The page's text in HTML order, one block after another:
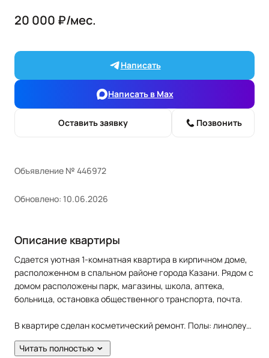
20 000 ₽/мес.
Написать
Написать в Max
Оставить заявку Позвонить
Объявление № 446972
Обновлено: 10.06.2026
Описание квартиры
Сдается уютная 1-комнатная квартира в кирпичном доме,
расположенном в спальном районе города Казани. Рядом с
домом расположены парк, магазины, школа, аптека,
больница, остановка общественного транспорта, почта.
В квартире сделан косметический ремонт. Полы: линолеум,
плитка. Окна: пластиковые. Потолки: натяжные. Сан. узел в
кафеле. Есть балкон.
Читать полностью